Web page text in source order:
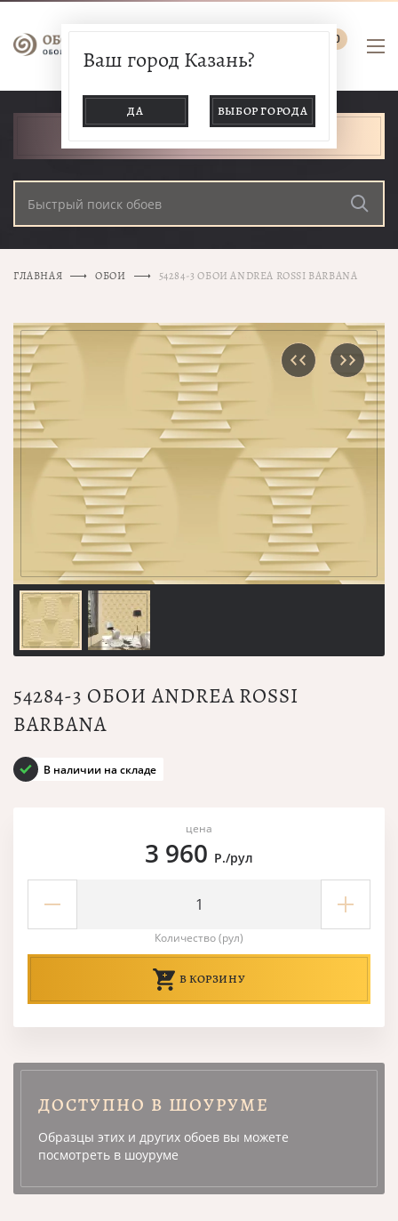
0
Ваш город Казань?
ДА ВЫБОР ГОРОДА
ГЛАВНАЯ ОБОИ 54284-3 ОБОИ ANDREA ROSSI BARBANA
54284-3 ОБОИ ANDREA ROSSI
BARBANA
В наличии на складе
цена
3 960 Р./рул
Количество (рул)
В КОРЗИНУ
ДОСТУПНО В ШОУРУМЕ
Образцы этих и других обоев вы можете
посмотреть в шоуруме